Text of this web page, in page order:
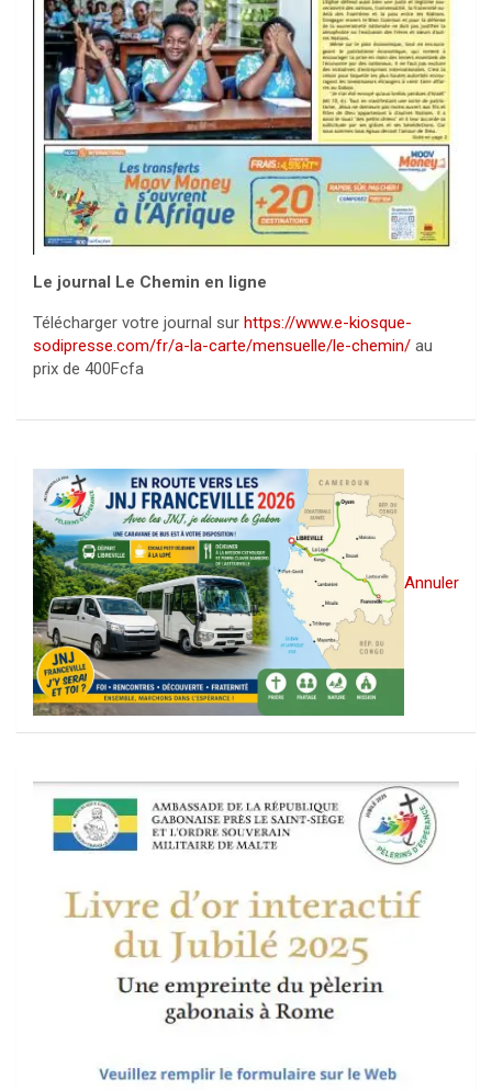
Le journal Le Chemin en ligne
Télécharger votre journal sur https://www.e-kiosque-
sodipresse.com/fr/a-la-carte/mensuelle/le-chemin/ au
prix de 400Fcfa
Annuler